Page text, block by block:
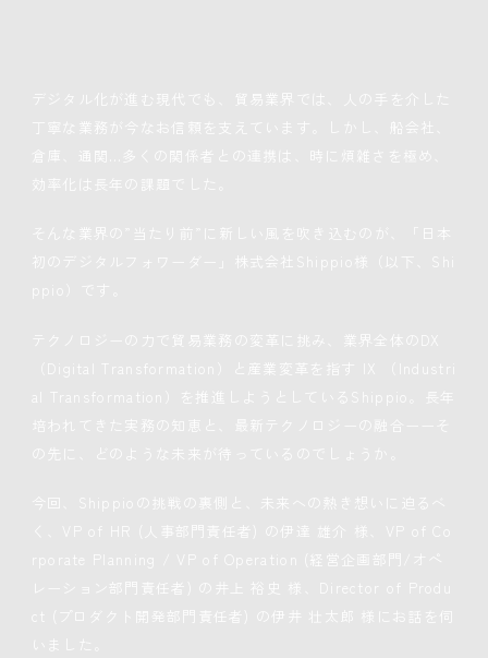
デジタル化が進む現代でも、貿易業界では、人の手を介した
丁寧な業務が今なお信頼を支えています。しかし、船会社、
倉庫、通関…多くの関係者との連携は、時に煩雑さを極め、
効率化は長年の課題でした。
そんな業界の”当たり前”に新しい風を吹き込むのが、「日本
初のデジタルフォワーダー」株式会社Shippio様（以下、Shi
ppio）です。
テクノロジーの力で貿易業務の変革に挑み、業界全体のDX
（Digital Transformation）と産業変革を指す IX （Industri
al Transformation）を推進しようとしているShippio。長年
培われてきた実務の知恵と、最新テクノロジーの融合ーーそ
の先に、どのような未来が待っているのでしょうか。
今回、Shippioの挑戦の裏側と、未来への熱き想いに迫るべ
く、VP of HR (人事部門責任者) の伊達 雄介 様、VP of Co
rporate Planning / VP of Operation (経営企画部門/オペ
レーション部門責任者) の井上 裕史 様、Director of Produ
ct (プロダクト開発部門責任者) の伊井 壮太郎 様にお話を伺